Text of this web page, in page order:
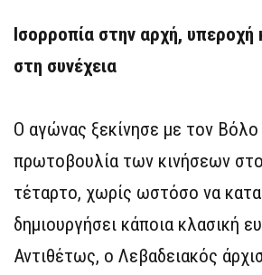
Ισορροπία στην αρχή,
στη συνέχεια
Ο αγώνας ξεκίνησε με τον Βόλο
πρωτοβουλία των κινήσεων
τέταρτο, χωρίς ωστόσο να
δημιουργήσει κάποια κλασική
Αντιθέτως, ο Λεβαδειακός